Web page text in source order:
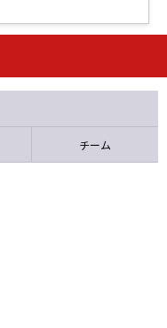
石人の星
チーム